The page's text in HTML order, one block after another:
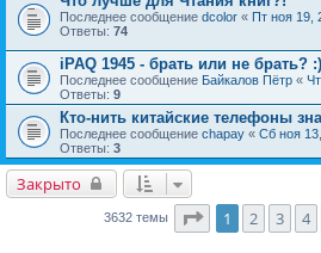
Последнее сообщение dcolor « Пт ноя 19,
Ответы: 74
iPAQ 1945 - брать или не брать? :)
Последнее сообщение Байкалов Пётр «
Ответы: 9
Кто-нить китайские телефоны
Последнее сообщение chapay « Сб ноя
Ответы: 3
Закрыто
3632 темы Страница1 из
1 2 3 4